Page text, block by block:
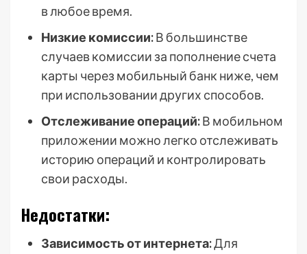
в любое время.
Низкие комиссии:В большинстве
случаев комиссии за пополнение счета
карты через мобильный банк ниже, чем
при использовании других способов.
Отслеживание операций:В мобильном
приложении можно легко отслеживать
историю операций и контролировать
свои расходы.
Недостатки:
Зависимость от интернета:Для